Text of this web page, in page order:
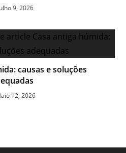
9, 2026
causas e soluções
12, 2026